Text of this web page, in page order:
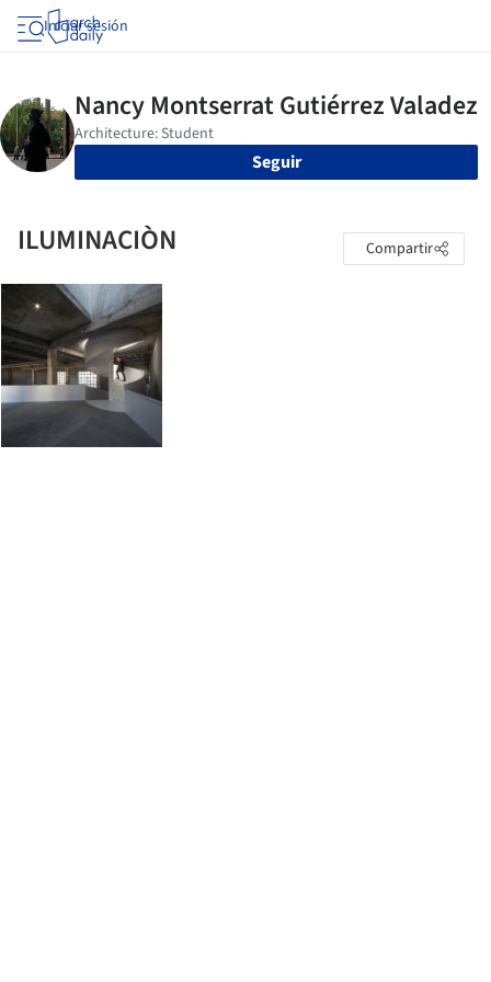
Iniciar sesión
Seguir
ILUMINACIÒN Compartir